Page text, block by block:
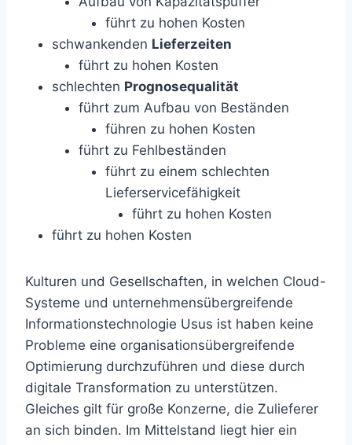
führt zu hohen Kosten
schwankenden Lieferzeiten
führt zu hohen Kosten
schlechten Prognosequalität
führt zum Aufbau von Beständen
führen zu hohen Kosten
führt zu Fehlbeständen
führt zu einem schlechten
Lieferservicefähigkeit
führt zu hohen Kosten
führt zu hohen Kosten
Kulturen und Gesellschaften, in welchen Cloud-
Systeme und unternehmensübergreifende
Informationstechnologie Usus ist haben keine
Probleme eine organisationsübergreifende
Optimierung durchzuführen und diese durch
digitale Transformation zu unterstützen.
Gleiches gilt für große Konzerne, die Zulieferer
an sich binden. Im Mittelstand liegt hier ein